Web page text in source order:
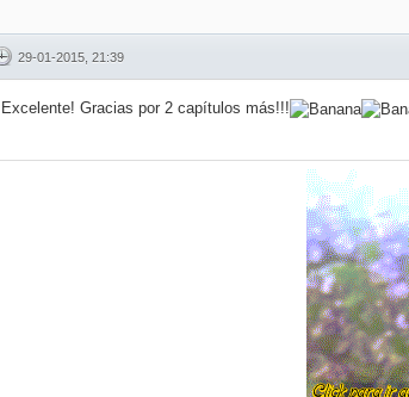
29-01-2015, 21:39
Excelente! Gracias por 2 capítulos más!!!